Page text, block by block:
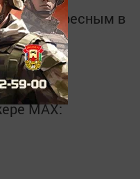
и интересным в
в
MАХ: